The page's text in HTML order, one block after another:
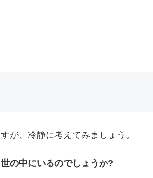
が、冷静に考えてみましょう。
の中にいるのでしょうか?